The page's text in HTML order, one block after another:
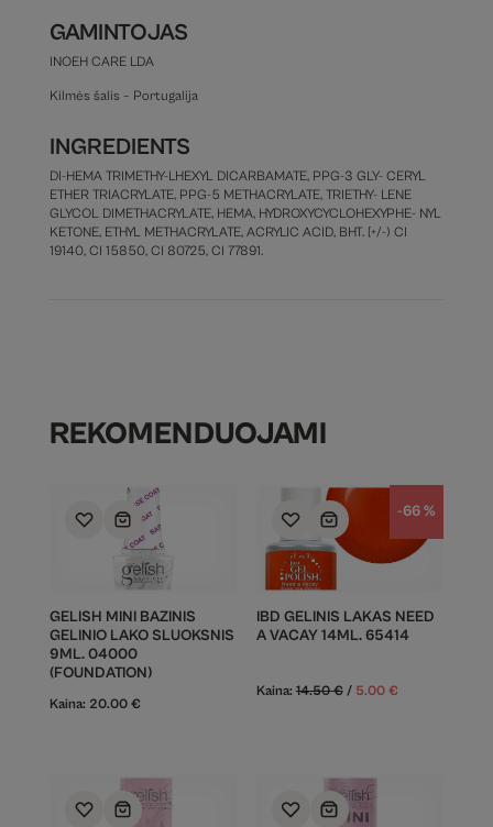
GAMINTOJAS
INOEH CARE LDA
Kilmės šalis – Portugalija
INGREDIENTS
DI-HEMA TRIMETHY-LHEXYL DICARBAMATE, PPG-3 GLY- CERYL
ETHER TRIACRYLATE, PPG-5 METHACRYLATE, TRIETHY- LENE
GLYCOL DIMETHACRYLATE, HEMA, HYDROXYCYCLOHEXYPHE- NYL
KETONE, ETHYL METHACRYLATE, ACRYLIC ACID, BHT. [+/-) CI
19140, CI 15850, CI 80725, CI 77891.
REKOMENDUOJAMI
GELISH MINI BAZINIS
GELINIO LAKO SLUOKSNIS
9ML. 04000
(FOUNDATION)
Kaina: 20.00 €
-66 %
IBD GELINIS LAKAS NEED
A VACAY 14ML. 65414
Kaina:14.50€ / 5.00 €